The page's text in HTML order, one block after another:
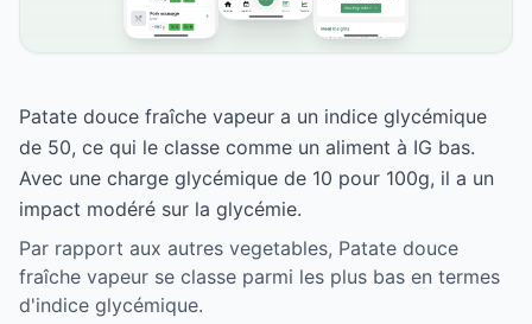
Patate douce fraîche vapeur a un indice glycémique
de 50, ce qui le classe comme un aliment à IG bas.
Avec une charge glycémique de 10 pour 100g, il a un
impact modéré sur la glycémie.
Par rapport aux autres vegetables, Patate douce
fraîche vapeur se classe parmi les plus bas en termes
d'indice glycémique.